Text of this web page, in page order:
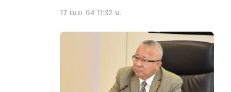
17 เม.ย. 64 11:32 น.